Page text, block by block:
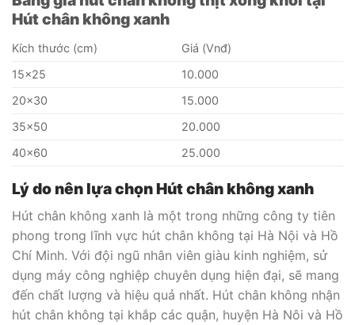
Hút chân không xanh
Kích thước (cm)
Giá (Vnđ)
15×25
10.000
20×30
15.000
35×50
20.000
40×60
25.000
Lý do nên lựa chọn Hút chân không xanh
Hút chân không xanh là một trong những công ty tiên
phong trong lĩnh vực hút chân không tại Hà Nội và Hồ
Chí Minh. Với đội ngũ nhân viên giàu kinh nghiệm, sử
dụng máy công nghiệp chuyên dụng hiện đại, sẽ mang
đến chất lượng và hiệu quả nhất. Hút chân không nhận
hút chân không tại khắp các quận, huyện Hà Nôi và Hồ